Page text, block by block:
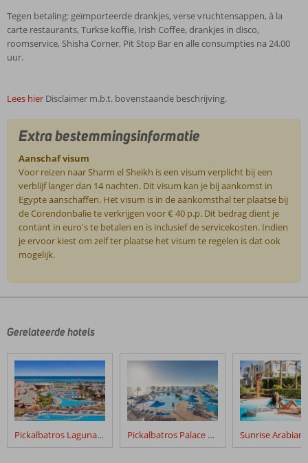
Tegen betaling: geïmporteerde drankjes, verse vruchtensappen, à la
carte restaurants, Turkse koffie, Irish Coffee, drankjes in disco,
roomservice, Shisha Corner, Pit Stop Bar en alle consumpties na 24.00
uur.
Lees hier Disclaimer m.b.t. bovenstaande beschrijving.
Extra bestemmingsinformatie
Aanschaf visum
Voor reizen naar Sharm el Sheikh is een visum verplicht bij een
verblijf langer dan 14 nachten. Dit visum kan je bij aankomst in
Egypte aanschaffen. Het visum is in de aankomsthal ter plaatse bij
de Corendonbalie te verkrijgen voor € 40 p.p. Dit bedrag dient je
contant in euro's te betalen en is inclusief de servicekosten. Indien
je ervoor kiest om zelf ter plaatse het visum te regelen is dat ook
mogelijk.
door
klanten
geschreven
na
hun
verblijf
Aurora
Gerelateerde hotels
Pickalbatros Laguna Vista Pickalbatros Palace Resort